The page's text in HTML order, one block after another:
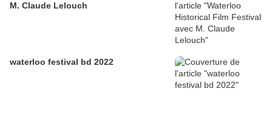
M. Claude Lelouch
waterloo festival bd 2022